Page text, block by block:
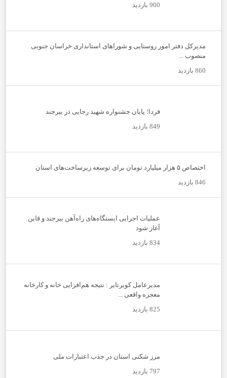
900 بازدید
مدیرکل دفتر امور روستایی و شوراهای استانداری خراسان جنوبی
منصوب ...
860 بازدید
فردا؛ پایان جشنواره شهید رجایی در بیرجند
849 بازدید
اختصاص ۵ هزار میلیارد تومان برای توسعه زیرساخت‌های استان
846 بازدید
عملیات اجرایی ایستگاه‌های راه‌آهن بیرجند و قاین
آغاز شود
834 بازدید
مدیرعامل کویرتایر : نتیجه هم‌افزایی خانه و کارخانه
معجزه واقعی ...
825 بازدید
مرز شکنی استان در جذب اعتبارات ملی
797 بازدید